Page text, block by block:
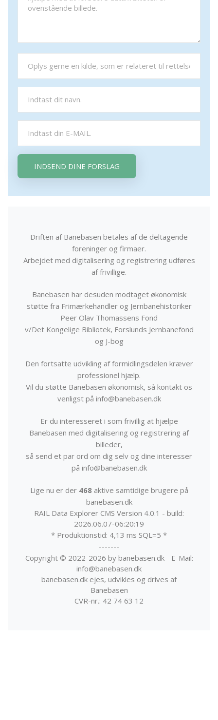
INDSEND DINE FORSLAG
Driften af Banebasen betales af de deltagende
foreninger og firmaer.
Arbejdet med digitalisering og registrering udføres
af frivillige.
Banebasen har desuden modtaget økonomisk
støtte fra Frimærkehandler og Jernbanehistoriker
Peer Olav Thomassens Fond
v/Det Kongelige Bibliotek, Forslunds Jernbanefond
og J-bog
Den fortsatte udvikling af formidlingsdelen kræver
professionel hjælp.
Vil du støtte Banebasen økonomisk, så kontakt os
venligst på info@banebasen.dk
Er du interesseret i som frivillig at hjælpe
Banebasen med digitalisering og registrering af
billeder,
så send et par ord om dig selv og dine interesser
på info@banebasen.dk
Lige nu er der 468aktive samtidige brugere på
banebasen.dk
RAIL Data Explorer CMS Version 4.0.1 - build:
2026.06.07-06:20:19
* Produktionstid: 4,13 ms SQL=5 *
-------
Copyright © 2022-2026 by banebasen.dk - E-Mail:
info@banebasen.dk
banebasen.dk ejes, udvikles og drives af
Banebasen
CVR-nr.: 42 74 63 12